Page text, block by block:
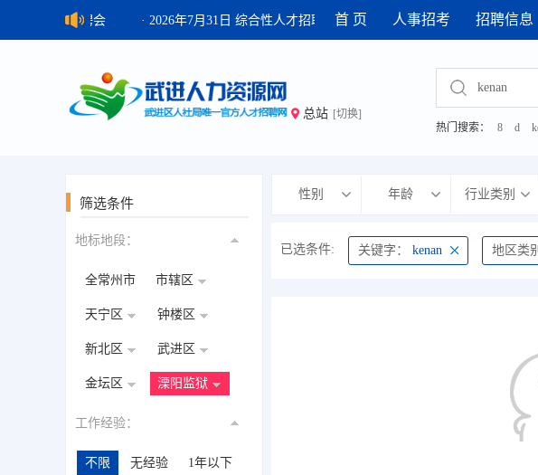
合性人才招聘会 · 2026年7月31日 综合性人才招聘会 · 2026年武进区网络招聘会
首 页 人事招考 招聘信息
总站 [切换]
热门搜索：
8 d
筛选条件
地标地段：
全常州市 市辖区
天宁区 钟楼区
新北区 武进区
金坛区 溧阳监狱
工作经验：
不限 无经验 1年以下
性别 年龄 行业类别
已选条件: 关键字： kenan 地区类